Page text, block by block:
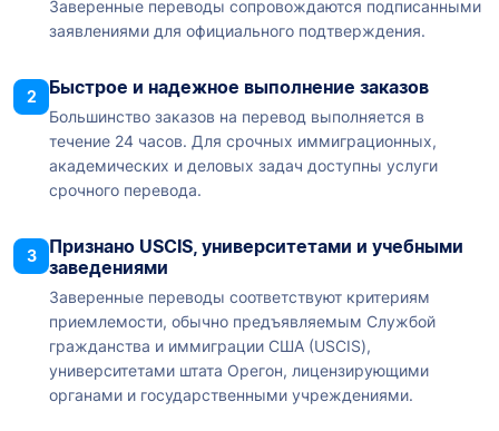
Заверенные переводы сопровождаются подписанными
заявлениями для официального подтверждения.
2 Быстрое и надежное выполнение заказов
Большинство заказов на перевод выполняется в
течение 24 часов. Для срочных иммиграционных,
академических и деловых задач доступны услуги
срочного перевода.
3
Признано USCIS, университетами и учебными
заведениями
Заверенные переводы соответствуют критериям
приемлемости, обычно предъявляемым Службой
гражданства и иммиграции США (USCIS),
университетами штата Орегон, лицензирующими
органами и государственными учреждениями.